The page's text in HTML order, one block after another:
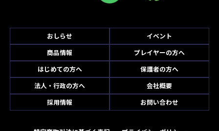
おしらせ
イベント
商品情報
プレイヤーの方へ
はじめての方へ
保護者の方へ
法人・行政の方へ
会社概要
採用情報
お問い合わせ